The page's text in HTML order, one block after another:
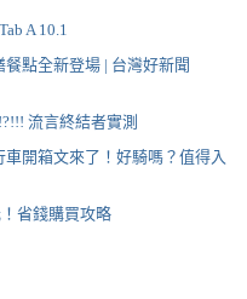
A 10.1
點全新登場 | 台灣好新聞
流言終結者實測
開箱文來了！好騎嗎？值得入
省錢購買攻略